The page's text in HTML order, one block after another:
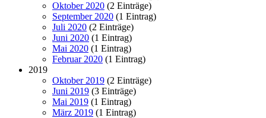
Oktober 2020 (2 Einträge)
September 2020 (1 Eintrag)
Juli 2020 (2 Einträge)
Juni 2020 (1 Eintrag)
Mai 2020 (1 Eintrag)
Februar 2020 (1 Eintrag)
2019
Oktober 2019 (2 Einträge)
Juni 2019 (3 Einträge)
Mai 2019 (1 Eintrag)
März 2019 (1 Eintrag)